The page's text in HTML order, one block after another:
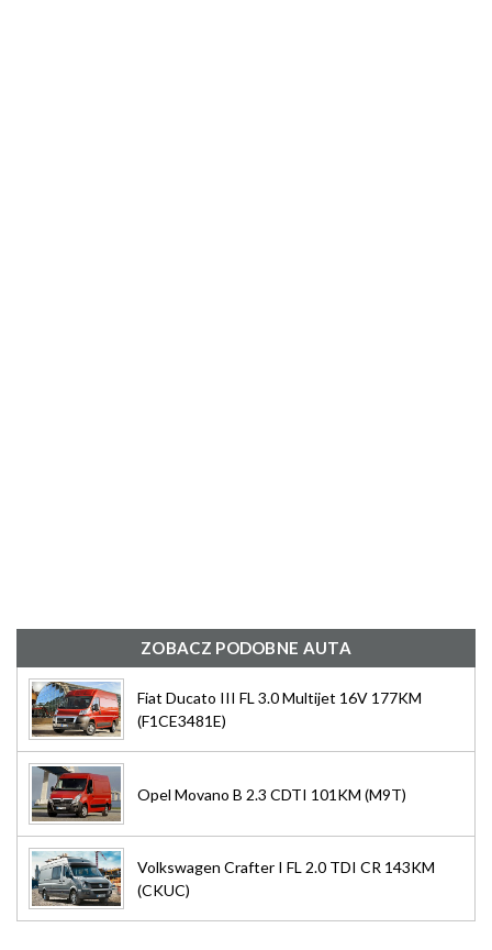
ZOBACZ PODOBNE AUTA
Fiat Ducato III FL 3.0 Multijet 16V 177KM
(F1CE3481E)
Opel Movano B 2.3 CDTI 101KM (M9T)
Volkswagen Crafter I FL 2.0 TDI CR 143KM
(CKUC)